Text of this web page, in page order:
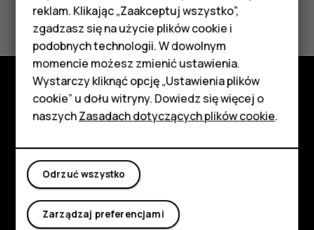
podstawowymi
Akcesoria
HMD Terra M
Tablety
Moje konto
Czy te informacje były pomocne?
Tak Nie
Poznaj
Planet and people
Wsparcie
FacebookInstagram
TiktokYoutubeLinkedin
reklam. Klikając „Zaakceptuj wszystko”,
zgadzasz się na użycie plików cookie i
podobnych technologii. W dowolnym
momencie możesz zmienić ustawienia.
Wystarczy kliknąć opcję „Ustawienia plików
cookie” u dołu witryny. Dowiedz się więcej o
naszychZasadach dotyczących plików cookie.
Odrzuć wszystko
Zarządzaj preferencjami